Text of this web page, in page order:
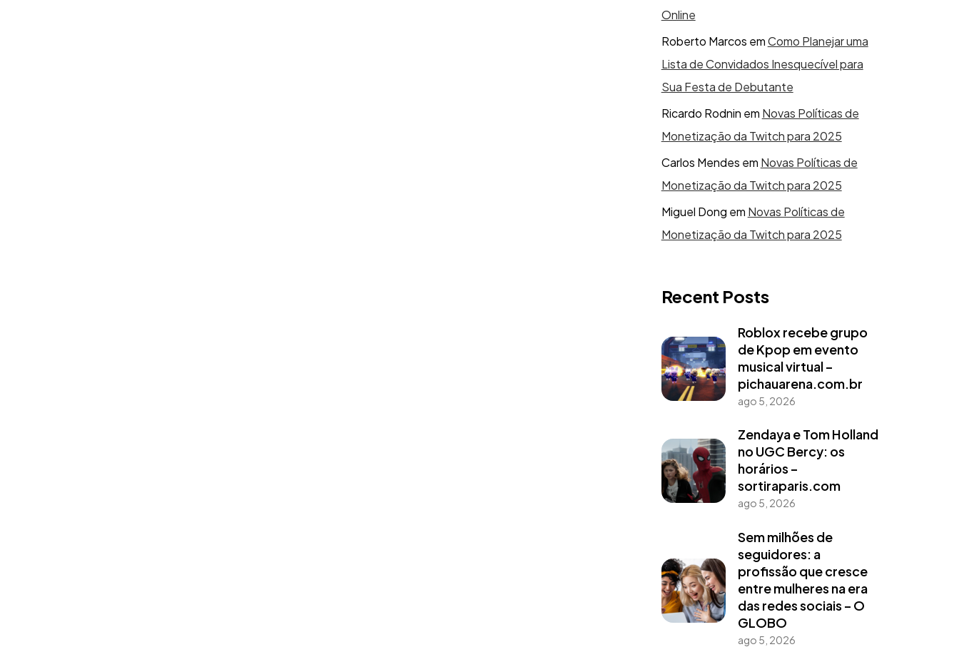
Online
Roberto Marcos emComo Planejar uma
Lista de Convidados Inesquecível para
Sua Festa de Debutante
Ricardo Rodnin em Novas Políticas de
Monetização da Twitch para 2025
Carlos Mendes em Novas Políticas de
Monetização da Twitch para 2025
Miguel Dong em Novas Políticas de
Monetização da Twitch para 2025
Recent Posts
Roblox recebe grupo
de Kpop em evento
musical virtual –
pichauarena.com.br
ago 5, 2026
Zendaya e Tom Holland
no UGC Bercy: os
horários –
sortiraparis.com
ago 5, 2026
Sem milhões de
seguidores: a
profissão que cresce
entre mulheres na era
das redes sociais – O
GLOBO
ago 5, 2026